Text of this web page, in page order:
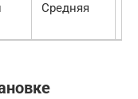
Средняя